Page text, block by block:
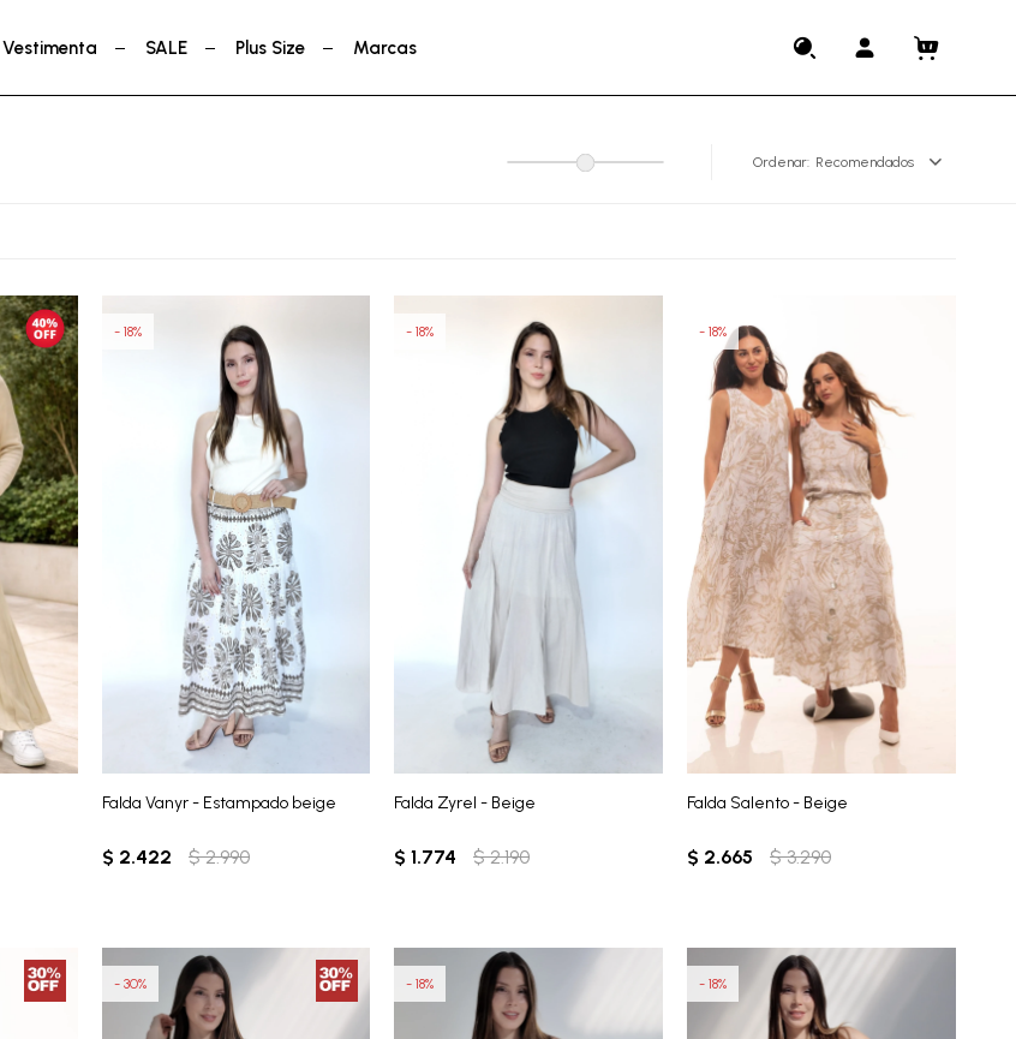
Vestimenta SALE Plus Size Marcas
Recomendados
Falda Vanyr - Estampado beige
$ 2.422 $ 2.990
18
Falda Zyrel - Beige
$ 1.774 $ 2.190
18
Falda Salento - Beige
$ 2.665 $ 3.290
18
30 18 18